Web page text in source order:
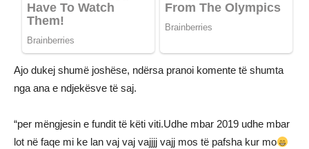
Ajo dukej shumë joshëse, ndërsa pranoi komente të shumta
nga ana e ndjekësve të saj.
“per mëngjesin e fundit të këti viti.Udhe mbar 2019 udhe mbar
lot në faqe mi ke lan vaj vaj vajjjj vajj mos të pafsha kur mo